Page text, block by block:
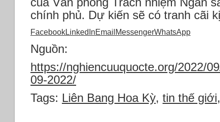
chính phủ. Dự kiến sẽ có tranh cãi
FacebookLinkedInEmail MessengerWhatsApp
Nguồn:
https://nghiencuuquocte.org/2022/
09-2022/
Tags: Liên Bang Hoa Kỳ, tin thế giới